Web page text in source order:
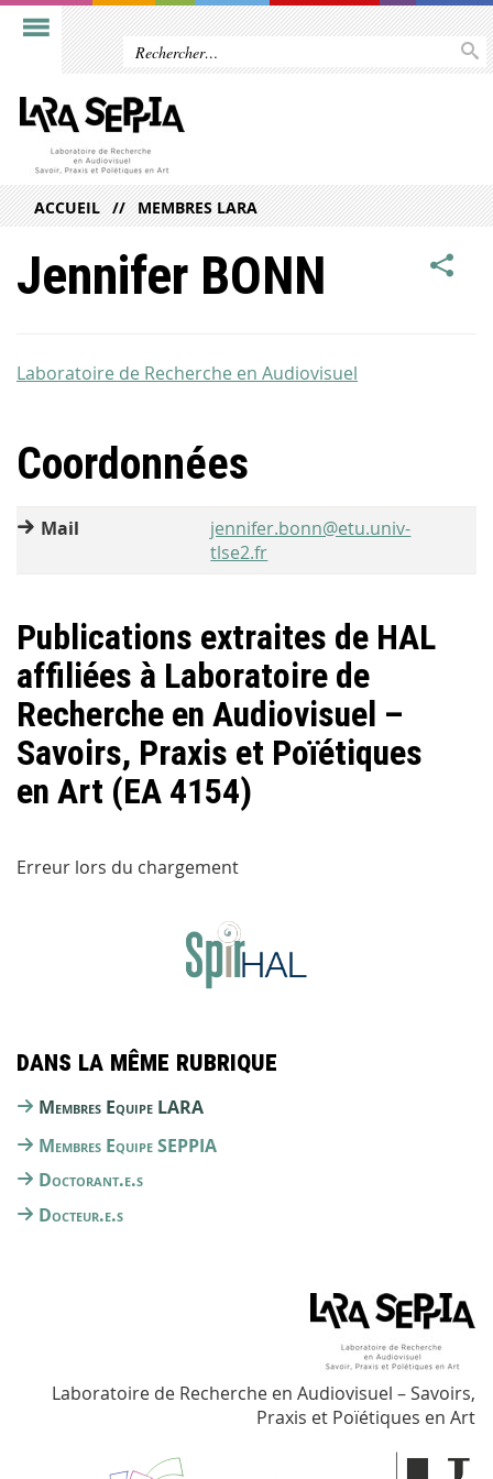
ACCUEIL MEMBRES LARA
Jennifer BONN
Laboratoire de Recherche en Audiovisuel
Coordonnées
Mail
jennifer.bonn@etu.univ-
tlse2.fr
Publications extraites de HAL
affiliées à Laboratoire de
Recherche en Audiovisuel –
Savoirs, Praxis et Poïétiques
en Art (EA 4154)
Erreur lors du chargement
Dans la même rubrique
Membres Equipe LARA
Membres Equipe SEPPIA
Doctorant.e.s
Docteur.e.s
Laboratoire de Recherche en Audiovisuel – Savoirs,
Praxis et Poïétiques en Art